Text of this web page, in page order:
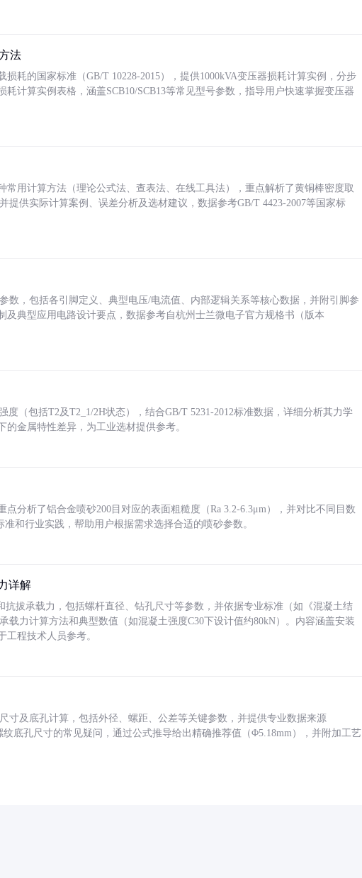
法
耗的国家标准（GB/T 10228-2015），提供1000kVA变压器损耗计算实例，分步
计算实例表格，涵盖SCB10/SCB13等常见型号参数，指导用户快速掌握变压器
常用计算方法（理论公式法、查表法、在线工具法），重点解析了黄铜棒密度取
提供实际计算案例、误差分析及选材建议，数据参考GB/T 4423-2007等国家标
数，包括各引脚定义、典型电压/电流值、内部逻辑关系等核心数据，并附引脚参
及典型应用电路设计要点，数据参考自杭州士兰微电子官方规格书（版本
度（包括T2及T2_1/2H状态），结合GB/T 5231-2012标准数据，详细分析其力学
金属特性差异，为工业选材提供参考。
分析了铝合金喷砂200目对应的表面粗糙度（Ra 3.2-6.3μm），并对比不同目数
和行业实践，帮助用户根据需求选择合适的喷砂参数。
详解
抗拔承载力，包括螺杆直径、钻孔尺寸等参数，并依据专业标准（如《混凝土结
载力计算方法和典型数值（如混凝土强度C30下设计值约80kN）。内容涵盖安装
程技术人员参考。
寸及底孔计算，包括外径、螺距、公差等关键参数，并提供专业数据来源
纹底孔尺寸的常见疑问，通过公式推导给出精确推荐值（Φ5.18mm），并附加工艺